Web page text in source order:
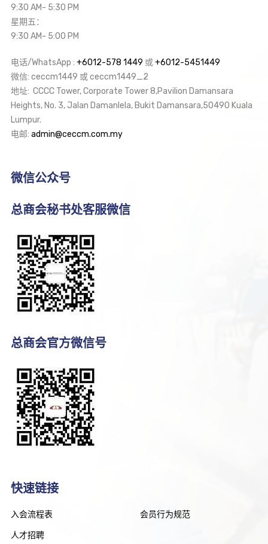
9:30 AM- 5:30 PM
星期五：
9:30 AM- 5:00 PM
电话/WhatsApp : +6012-578 1449 或+6012-5451449
微信: ceccm1449 或 ceccm1449_2
地址: CCCC Tower, Corporate Tower 8,Pavilion Damansara
Heights, No. 3, Jalan Damanlela, Bukit Damansara,50490 Kuala
Lumpur.
电邮: admin@ceccm.com.my
微信公众号
总商会秘书处客服微信
总商会官方微信号
快速链接
入会流程表 会员行为规范
人才招聘